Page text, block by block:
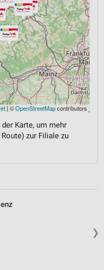
| ©OpenStreetMapcontributors
Karte, um mehr
zur Filiale zu
❯